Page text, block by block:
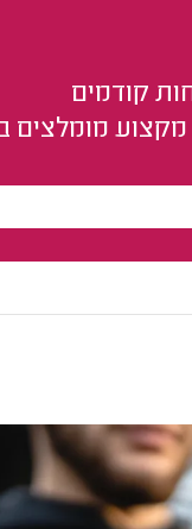
קודמים
מומלצים